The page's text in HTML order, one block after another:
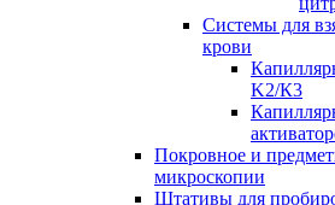
Системы для
крови
K2/К3
Покровное и
микроскопии
Штативы для